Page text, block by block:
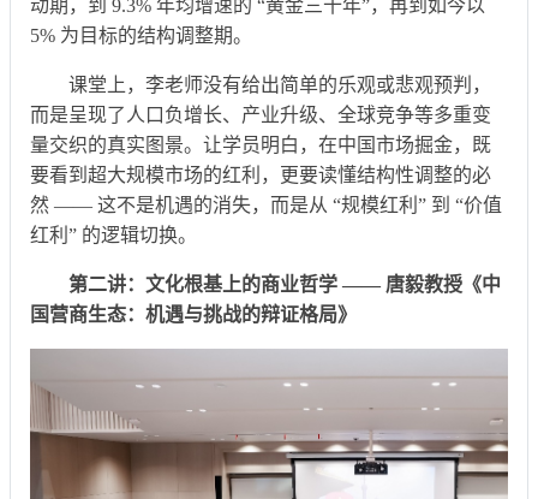
动期，到 9.3% 年均增速的 “黄金三十年”，再到如今以
5% 为目标的结构调整期。
课堂上，李老师没有给出简单的乐观或悲观预判，
而是呈现了人口负增长、产业升级、全球竞争等多重变
量交织的真实图景。让学员明白，在中国市场掘金，既
要看到超大规模市场的红利，更要读懂结构性调整的必
然 —— 这不是机遇的消失，而是从 “规模红利” 到 “价值
红利” 的逻辑切换。
第二讲：文化根基上的商业哲学 —— 唐毅教授《中
国营商生态：机遇与挑战的辩证格局》